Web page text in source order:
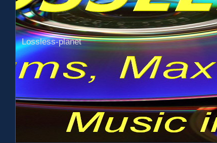
Lossless-planet